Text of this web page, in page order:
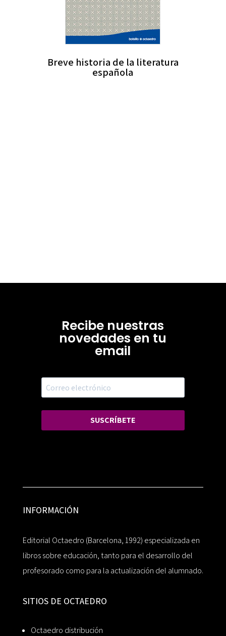
Breve historia de la literatura
española
Recibe nuestras
novedades en tu
email
SUSCRÍBETE
INFORMACIÓN
Editorial Octaedro (Barcelona, 1992) especializada en
libros sobre educación, tanto para el desarrollo del
profesorado como para la actualización del alumnado.
SITIOS DE OCTAEDRO
Octaedro distribución